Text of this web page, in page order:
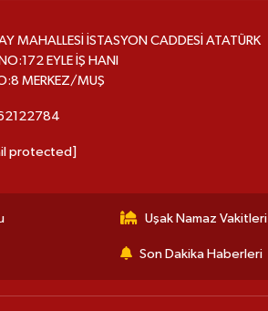
MAHALLESİ İSTASYON CADDESİ ATATÜRK
EYLE İŞ HANI
MERKEZ/MUŞ
protected]
Uşak Namaz Vakitleri
Son Dakika Haberleri